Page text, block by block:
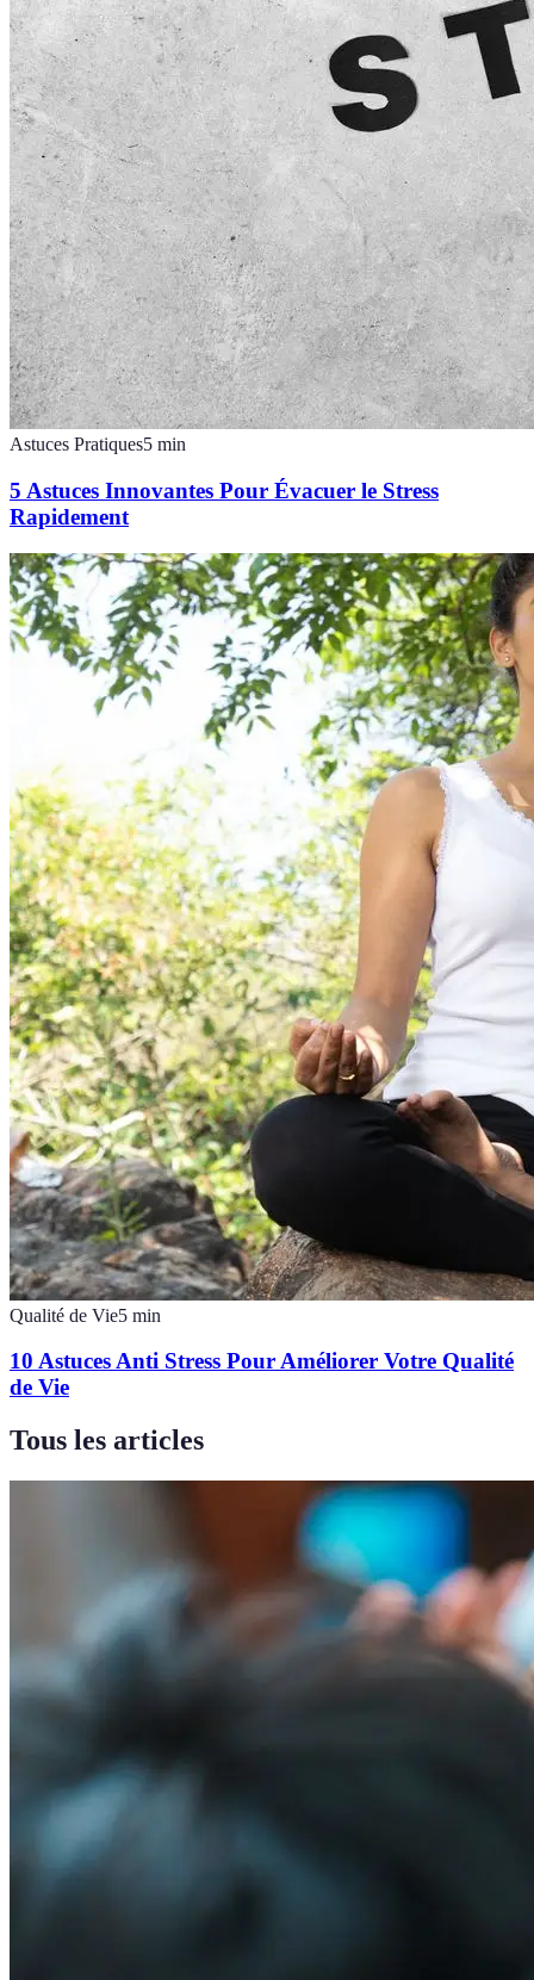
Astuces Pratiques5 min
5 Astuces Innovantes Pour Évacuer le Stress
Rapidement
Qualité de Vie5 min
10 Astuces Anti Stress Pour Améliorer Votre Qualité
de Vie
Tous les articles